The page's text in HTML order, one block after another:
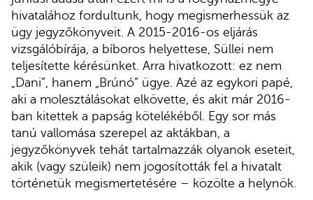
hivatalához fordultunk, hogy megismerhessük az
ügy jegyzőkönyveit. A 2015-2016-os eljárás
vizsgálóbírája, a bíboros helyettese, Süllei nem
teljesítette kérésünket. Arra hivatkozott: ez nem
„Dani”, hanem „Brúnó” ügye. Azé az egykori papé,
aki a molesztálásokat elkövette, és akit már 2016-
ban kitettek a papság kötelékéből. Egy sor más
tanú vallomása szerepel az aktákban, a
jegyzőkönyvek tehát tartalmazzák olyanok eseteit,
akik (vagy szüleik) nem jogosították fel a hivatalt
történetük megismertetésére – közölte a helynök.